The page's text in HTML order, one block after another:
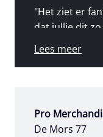
"Het ziet er
dat jullie dit
pakken."
Lees meer
Pro
De Mors 77